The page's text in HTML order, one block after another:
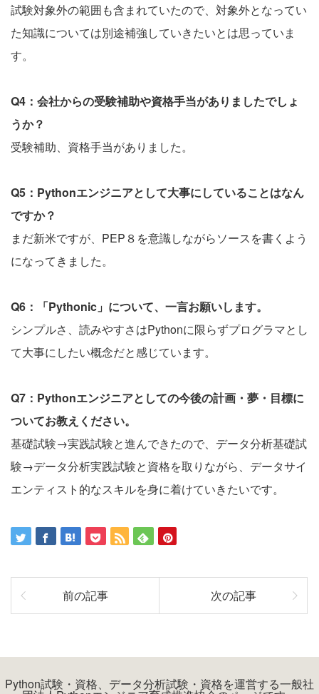
試験対象外の範囲も含まれていたので、対象外となってい
た知識については別途補強していきたいとは思っていま
す。
Q4：会社からの受験補助や資格手当がありましたでしょ
うか？
受験補助、資格手当がありました。
Q5：Pythonエンジニアとして大事にしていることはなん
ですか？
まだ新米ですが、PEP８を意識しながらソースを書くよう
になってきました。
Q6：「Pythonic」について、一言お願いします。
シンプルさ、読みやすさはPythonに限らずプログラマとし
て大事にしたい概念だと感じています。
Q7：Pythonエンジニアとしての今後の計画・夢・目標に
ついてお教えください。
基礎試験→実践試験と進んできたので、データ分析基礎試
験→データ分析実践試験と資格を取りながら、データサイ
エンティスト的なスキルを身に着けていきたいです。
前の記事 次の記事
Python試験・資格、データ分析試験・資格を運営する一般社